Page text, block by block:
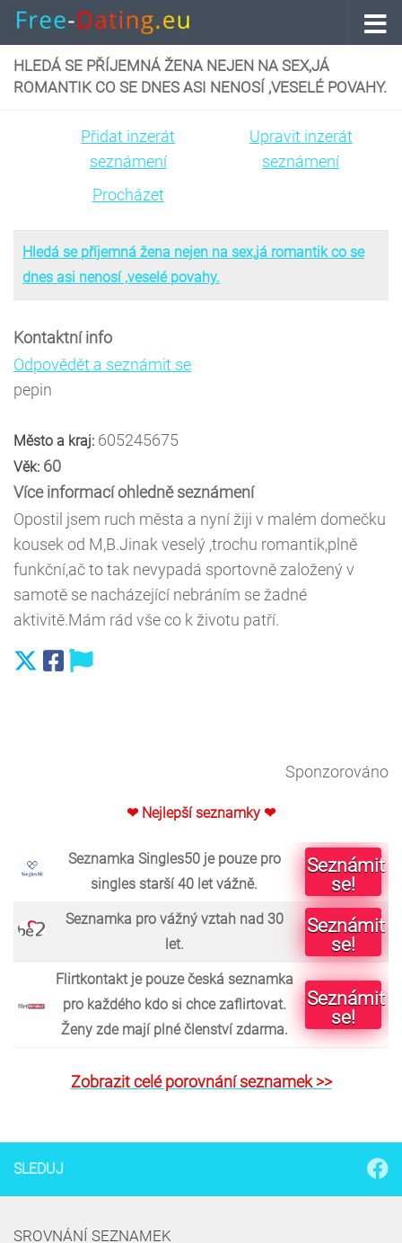
Skip to content
HLEDÁ SE PŘÍJEMNÁ ŽENA NEJEN NA SEX,JÁ
ROMANTIK CO SE DNES ASI NENOSÍ ,VESELÉ POVAHY.
Přidat inzerát
seznámení
Upravit inzerát
seznámení
Procházet
Hledá se příjemná žena nejen na sex,já romantik co se
dnes asi nenosí ,veselé povahy.
Kontaktní info
Odpovědět a seznámit se
pepin
Město a kraj: 605245675
Věk: 60
Více informací ohledně seznámení
Opostil jsem ruch města a nyní žiji v malém domečku
kousek od M,B.Jinak veselý ,trochu romantik,plně
funkční,ač to tak nevypadá sportovně založený v
samotě se nacházející nebráním se žadné
aktivitě.Mám rád vše co k životu patří.
Sponzorováno
❤ Nejlepší seznamky ❤
Seznamka Singles50 je pouze pro
singles starší 40 let vážně.
Seznámit
se!
Seznamka pro vážný vztah nad 30
let.
Seznámit
se!
Flirtkontakt je pouze česká seznamka
pro každého kdo si chce zaflirtovat.
Ženy zde mají plné členství zdarma.
Seznámit
se!
Zobrazit celé porovnání seznamek >>
SLEDUJ
SROVNÁNÍ SEZNAMEK